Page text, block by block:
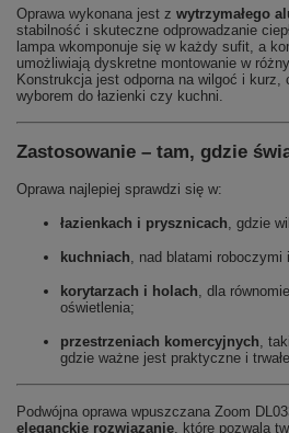
Oprawa wykonana jest z wytrzymałego
stabilność i skuteczne odprowadzanie
lampa wkomponuje się w każdy sufit, a
umożliwiają dyskretne montowanie w
Konstrukcja jest odporna na wilgoć i kurz,
wyborem do łazienki czy kuchni.
Zastosowanie – tam, gdzie
Oprawa najlepiej sprawdzi się w:
łazienkach i prysznicach, gdzie
kuchniach, nad blatami roboczymi
korytarzach i holach, dla
oświetlenia;
przestrzeniach komercyjnych,
gdzie ważne jest praktyczne i
Podwójna oprawa wpuszczana Zoom
eleganckie rozwiązanie, które pozwala